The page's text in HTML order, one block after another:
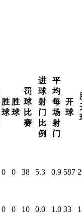
胜
球
胜
球
罚
球
比
赛
进
球
射
门
比
例
平
均
每
场
射
门
开
球
0 0 38 5.3 0.9 587
0 0 10 0.0 1.0 33